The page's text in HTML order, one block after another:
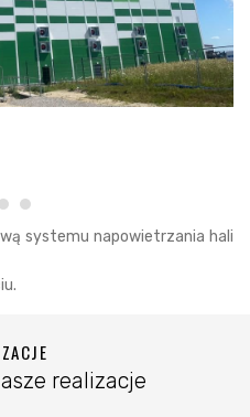
systemu napowietrzania hali
realizacje